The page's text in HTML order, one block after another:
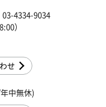
03-4334-9034
）
せ
中無休)